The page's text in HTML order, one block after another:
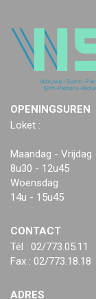
OPENINGSUREN
Loket :
Maandag - Vrijdag
8u30 - 12u45
Woensdag
14u - 15u45
CONTACT
Tél : 02/773.05.11
Fax : 02/773.18.18
ADRES